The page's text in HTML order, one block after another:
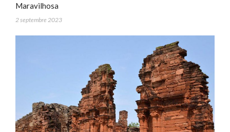
Maravilhosa
2 septembre 2023